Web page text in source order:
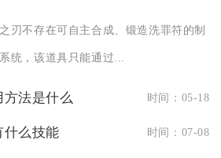
刃不存在可自主合成、锻造洗罪符的制
统，该道具只能通过...
法是什么 时间：05-18
什么技能 时间：07-08